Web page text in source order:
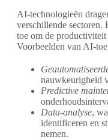
AI-technologieën
verschillende sectoren.
toe om de productiviteit
Voorbeelden van AI-
nauwkeurigheid
Predictive
Data-analyse,
identificeren en
nemen.